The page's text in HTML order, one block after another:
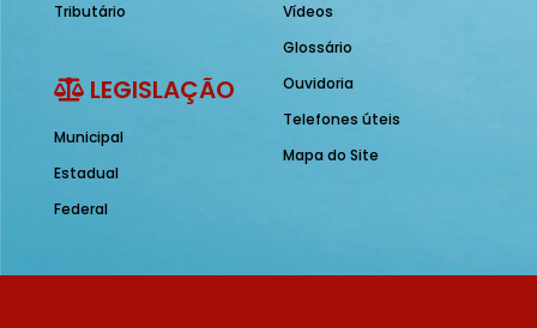
Tributário
LEGISLAÇÃO
Municipal
Estadual
Federal
Vídeos
Glossário
Ouvidoria
Telefones úteis
Mapa do Site